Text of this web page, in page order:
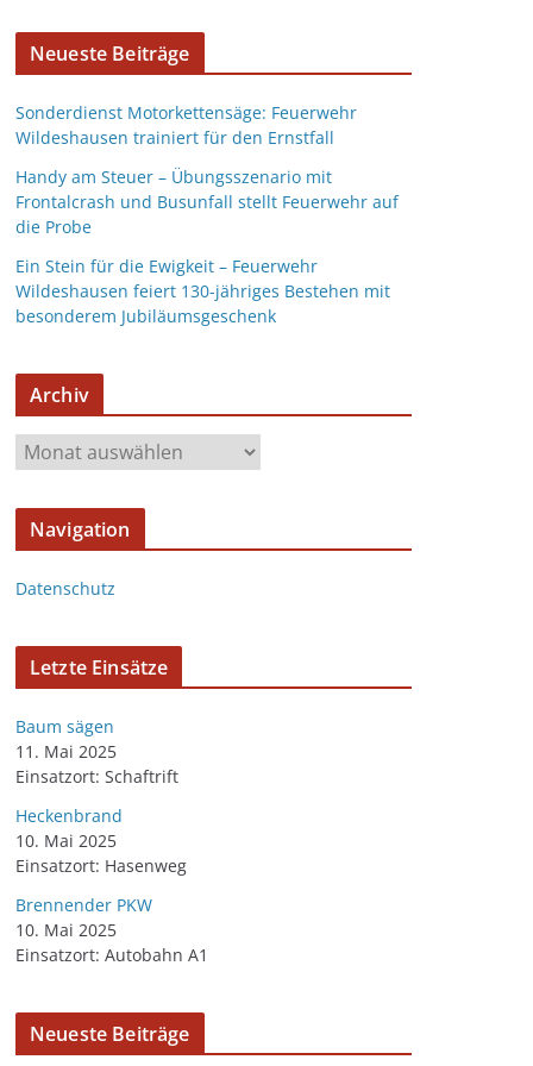
Neueste Beiträge
Sonderdienst Motorkettensäge: Feuerwehr
Wildeshausen trainiert für den Ernstfall
Handy am Steuer – Übungsszenario mit
Frontalcrash und Busunfall stellt Feuerwehr auf
die Probe
Ein Stein für die Ewigkeit – Feuerwehr
Wildeshausen feiert 130-jähriges Bestehen mit
besonderem Jubiläumsgeschenk
Archiv
Navigation
Datenschutz
Letzte Einsätze
Baum sägen
11. Mai 2025
Einsatzort: Schaftrift
Heckenbrand
10. Mai 2025
Einsatzort: Hasenweg
Brennender PKW
10. Mai 2025
Einsatzort: Autobahn A1
Neueste Beiträge